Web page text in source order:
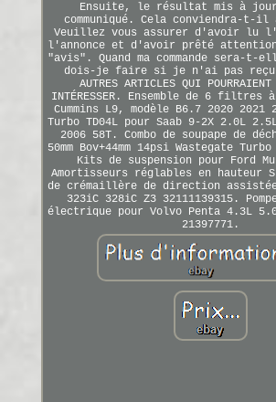
Ensuite, le résultat mis à
communiqué. Cela conviendra-t-il
Veuillez vous assurer d'avoir lu
l'annonce et d'avoir prêté
"avis". Quand ma commande sera-t-
dois-je faire si je n'ai pas reçu
AUTRES ARTICLES QUI
INTÉRESSER. Ensemble de 6 filtres
Cummins L9, modèle B6.7 2020 2021
Turbo TD04L pour Saab 9-2X 2.0L 2.5L
2006 58T. Combo de soupape de
50mm Bov+44mm 14psi Wastegate
Kits de suspension pour Ford
Amortisseurs réglables en hauteur
de crémaillère de direction assistée
323iC 328iC Z3 32111139315.
électrique pour Volvo Penta 4.3L
21397771.